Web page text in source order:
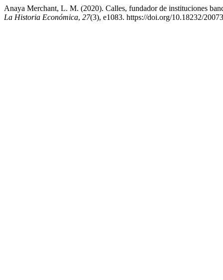
Anaya Merchant, L. M. (2020). Calles, fundador de instituciones
La Historia Económica, 27(3), e1083. https://doi.org/10.18232/